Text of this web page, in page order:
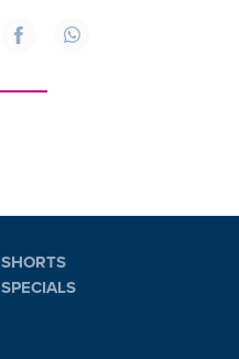
SHORTS
SPECIALS